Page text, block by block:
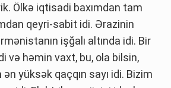
Ölkə iqtisadi baxımdan tam
qeyri-sabit idi. Ərazinin
işğalı altında idi. Bir
və həmin vaxt, bu, ola bilsin,
yüksək qaçqın sayı idi. Bizim